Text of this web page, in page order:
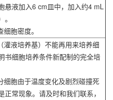
悬液加入6 cm皿中，加入约4 mL
胞密度。
灌液培养基）不能再用来培养细
书细胞培养条件新配制的完全培
细胞由于温度变化及剧烈碰撞死
正常现象。请及时和我们联系，